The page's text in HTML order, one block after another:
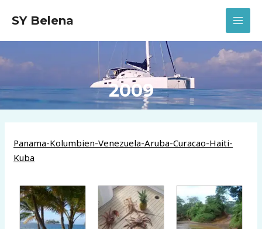
InhaltSY Belena
2009
Panama-Kolumbien-Venezuela-Aruba-Curacao-Haiti-
Kuba